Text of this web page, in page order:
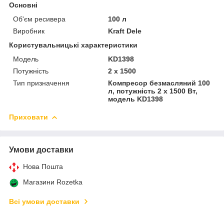
Основні
Об'єм ресивера
100 л
Виробник
Kraft Dele
Користувальницькі характеристики
Мoдель
KD1398
Потужність
2 x 1500
Тип призначення
Компресор безмасляний 100
л, потужність 2 x 1500 Вт,
модель KD1398
Приховати
Умови доставки
Нова Пошта
Магазини Rozetka
Всі умови доставки